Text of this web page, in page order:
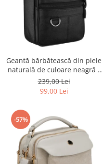
Geantă bărbătească din piele
naturală de culoare neagră -
Rovicky PTR-R-ST7-01-7571-
BLACK
239,00 Lei
99,00 Lei
-57%